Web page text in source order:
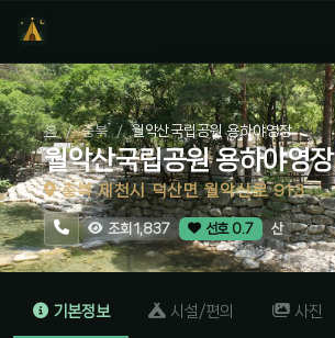
홈 충북 월악산국립공원 용하야영장
월악산국립공원 용하야영장
충북 제천시 덕산면 월악산로 913
조회 1,837 선호 0.7 산
기본정보 시설/편의 사진